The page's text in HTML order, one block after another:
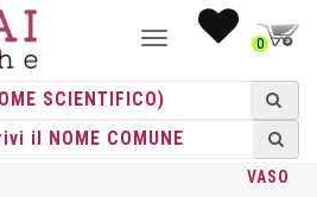
NAVIGAZIONE0
/ACER / ACER SACCHARINUM
VASO